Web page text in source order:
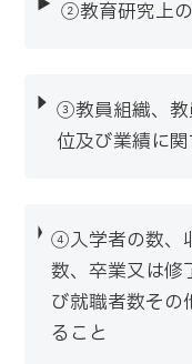
②教育研究上
③教員組織、教
位及び業績に
④入学者の数、
数、卒業又は修
び就職者数その
ること